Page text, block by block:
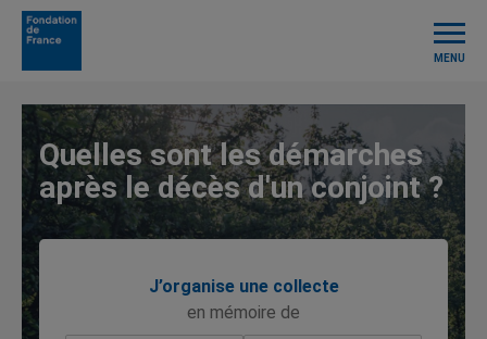
MENU
Quelles sont les démarches
après le décès d'un conjoint ?
J’organise une collecte
en mémoire de